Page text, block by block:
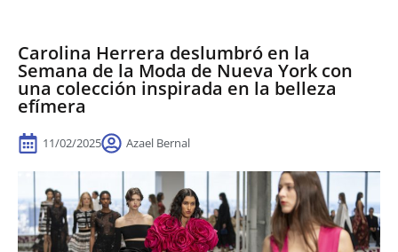
Carolina Herrera deslumbró en la
Semana de la Moda de Nueva York con
una colección inspirada en la belleza
efímera
11/02/2025 Azael Bernal